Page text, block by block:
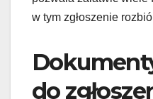
w tym zgłoszenie
do